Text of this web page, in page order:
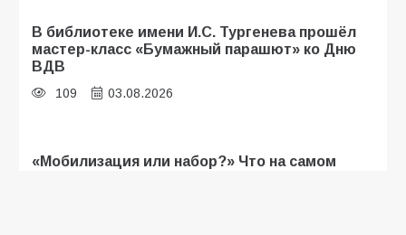
В библиотеке имени И.С. Тургенева прошёл
мастер-класс «Бумажный парашют» ко Дню
ВДВ
109 03.08.2026
«Мобилизация или набор?» Что на самом